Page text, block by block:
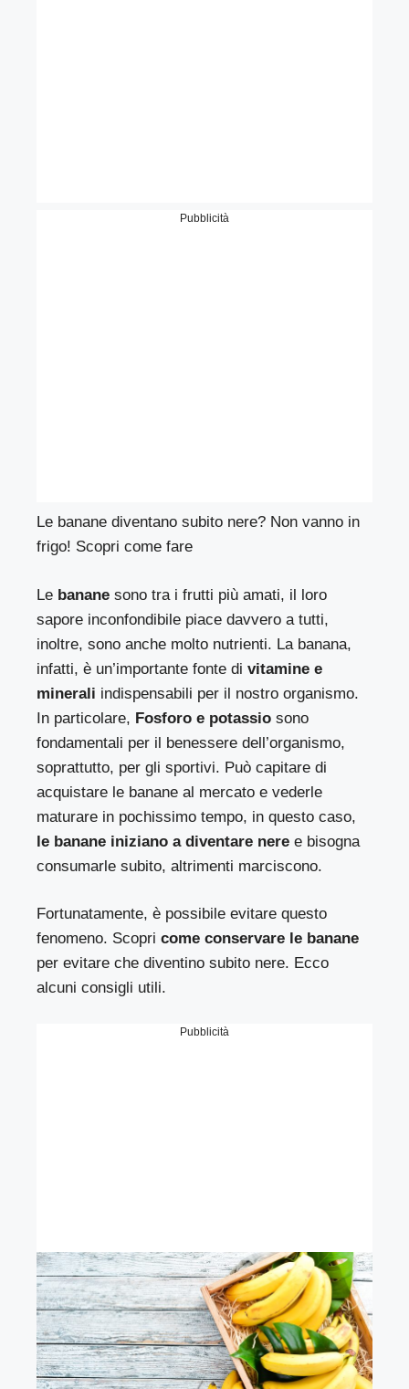
Pubblicità
Le banane diventano subito nere? Non vanno in
frigo! Scopri come fare
Le banane sono tra i frutti più amati, il loro
sapore inconfondibile piace davvero a tutti,
inoltre, sono anche molto nutrienti. La banana,
infatti, è un’importante fonte divitamine e
minerali indispensabili per il nostro organismo.
In particolare, Fosforo e potassio sono
fondamentali per il benessere dell’organismo,
soprattutto, per gli sportivi. Può capitare di
acquistare le banane al mercato e vederle
maturare in pochissimo tempo, in questo caso,
le banane iniziano a diventare nere e bisogna
consumarle subito, altrimenti marciscono.
Fortunatamente, è possibile evitare questo
fenomeno. Scopricome conservare le banane
per evitare che diventino subito nere. Ecco
alcuni consigli utili.
Pubblicità